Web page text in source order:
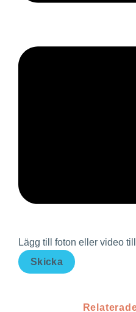
Lägg till foton eller video
Skicka